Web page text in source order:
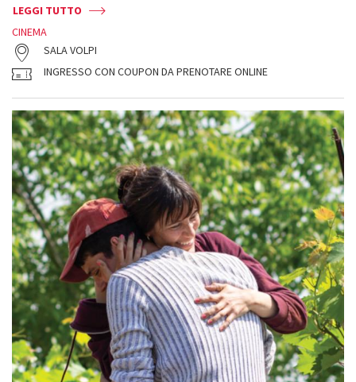
LEGGI TUTTO
CINEMA
SALA VOLPI
INGRESSO CON COUPON DA PRENOTARE ONLINE